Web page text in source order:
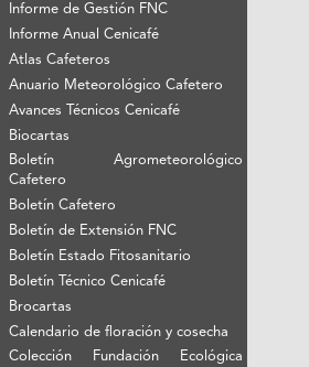
Informe de Gestión FNC
Informe Anual Cenicafé
Atlas Cafeteros
Anuario Meteorológico Cafetero
Avances Técnicos Cenicafé
Biocartas
Boletín Agrometeorológico
Cafetero
Boletín Cafetero
Boletín de Extensión FNC
Boletín Estado Fitosanitario
Boletín Técnico Cenicafé
Brocartas
Calendario de floración y cosecha
Colección Fundación Ecológica